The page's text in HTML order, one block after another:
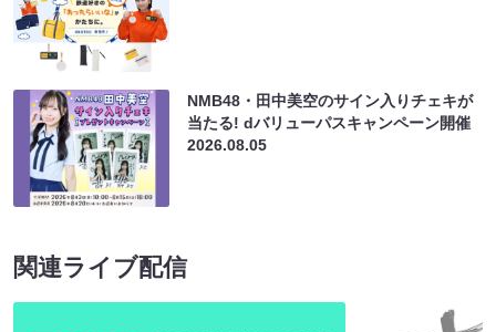
NMB48・田中美空のサイン入りチェキが
当たる! dバリューパスキャンペーン開催
2026.08.05
関連ライブ配信